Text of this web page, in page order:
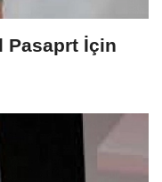
Pasaprt İçin